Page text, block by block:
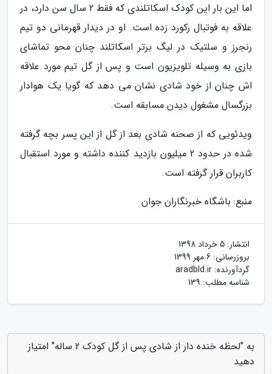
اما این بار این کودک اسکاتلندی که فقط 2 سال سن دارد، در
علاقه به فوتبال رکورد زده است. او در دیدار قهرمانی دو تیم
رنجرز و سلتیک در لیگ برتر اسکاتلند چنان محو تماشای
بازی به وسیله تلویزیون است و پس از گل تیم مورد علاقه
اش چنان از خود شادی نشان می دهد که گویا یک هوادار
بزرگسال مشغول دیدن مسابقه است.
ویدئویی که از صحنه شادی بعد از گل از این پسر بچه گرفته
شده در حدود 2 میلیون بازدید کننده داشته و مورد استقبال
کاربران قرار گرفته است.
منبع: باشگاه خبرنگاران جوان
انتشار: 5 خرداد 1398
بروزرسانی: 6 مهر 1399
گردآورنده: aradbld.ir
شناسه مطلب: 139
به "لحظه خنده دار از شادی پس از گل کودک 2 ساله" امتیاز
دهید